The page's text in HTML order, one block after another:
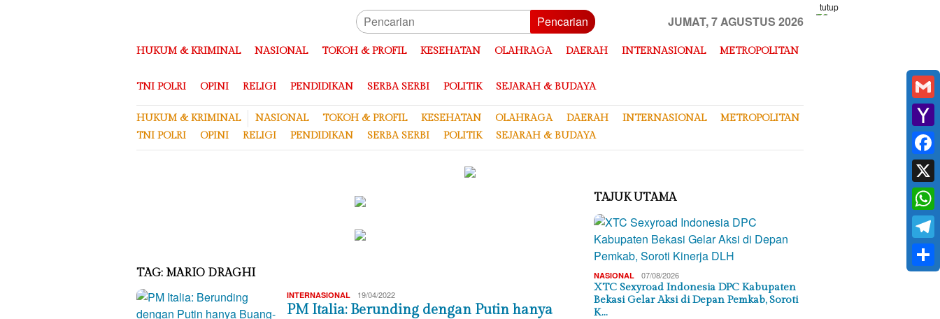
tutup
Pencarian JUMAT, 7 AGUSTUS 2026
HUKUM & KRIMINAL NASIONAL TOKOH & PROFIL KESEHATAN OLAHRAGA DAERAH INTERNASIONAL METROPOLITAN
TNI POLRI OPINI RELIGI PENDIDIKAN SERBA SERBI POLITIK SEJARAH & BUDAYA
HUKUM & KRIMINAL NASIONAL TOKOH & PROFIL KESEHATAN OLAHRAGA DAERAH INTERNASIONAL
METROPOLITAN
TNI POLRI
OPINI RELIGI PENDIDIKAN SERBA SERBI POLITIK SEJARAH & BUDAYA
TAG: MARIO DRAGHI
INTERNASIONAL Redaksi
19/04/2022
PM Italia: Berunding dengan Putin hanya
TAJUK UTAMA
NASIONAL 07/08/2026
XTC Sexyroad Indonesia DPC Kabupaten
Bekasi Gelar Aksi di Depan Pemkab, Soroti
K…
Mail
X